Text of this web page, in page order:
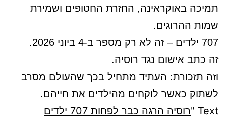
תמיכה באוקראינה, החזרת החטופים ושמירת
שמות ההרוגים.
707 ילדים – זה לא רק מספר ב-4 ביוני 2026.
זה כתב אישום נגד רוסיה.
וזה תזכורת: העתיד מתחיל בכך שהעולם מסרב
לשתוק כאשר לוקחים מהילדים את חייהם.
Text "
רוסיה הרגה כבר לפחות 707 ילדים